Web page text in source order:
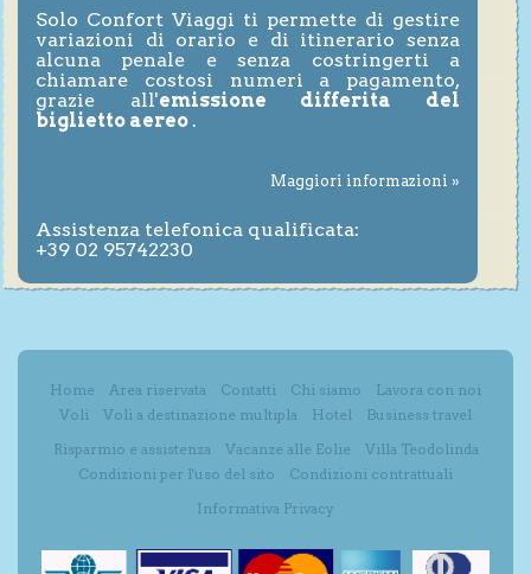
Solo Confort Viaggi ti permette di gestire
variazioni di orario e di itinerario senza
alcuna penale e senza costringerti a
chiamare costosi numeri a pagamento,
grazie all'emissione differita del
biglietto aereo .
Maggiori informazioni »
Assistenza telefonica qualificata:
+39 02 95742230
Home Area riservata Contatti Chi siamo
Lavora con noi
Voli
Voli a destinazione multipla Hotel
Business travel
Risparmio e assistenza
Vacanze alle Eolie
Villa Teodolinda
Condizioni per l'uso del sito
Condizioni contrattuali
Informativa Privacy